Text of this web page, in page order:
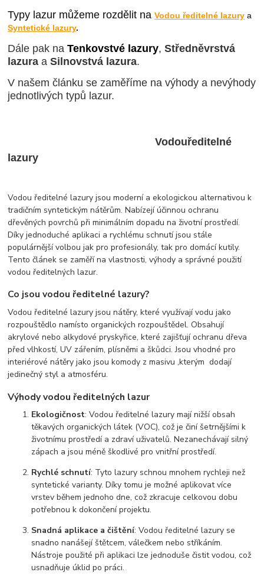
Typy lazur můžeme rozdělit naVodou ředitelné lazury a
Syntetické lazury.
Dále pak naTenkovstvé lazury,Středněvrstvá
lazura aSilnovstvá lazura.
V našem článku se zaměříme na výhody a nevýhody
jednotlivých typů lazur.
Vodouředitelné
lazury
Vodou ředitelné lazury jsou moderní a ekologickou alternativou k
tradičním syntetickým nátěrům. Nabízejí účinnou ochranu
dřevěných povrchů při minimálním dopadu na životní prostředí.
Díky jednoduché aplikaci a rychlému schnutí jsou stále
populárnější volbou jak pro profesionály, tak pro domácí kutily.
Tento článek se zaměří na vlastnosti, výhody a správné použití
vodou ředitelných lazur.
Co jsou vodou ředitelné lazury?
Vodou ředitelné lazury jsou nátěry, které využívají vodu jako
rozpouštědlo namísto organických rozpouštědel. Obsahují
akrylové nebo alkydové pryskyřice, které zajišťují ochranu dřeva
před vlhkostí, UV zářením, plísněmi a škůdci. Jsou vhodné pro
interiérové nátěry jako jsou komody z masivu ,kterým dodají
jedinečný styl a atmosféru.
Výhody vodou ředitelných lazur
Ekologičnost: Vodou ředitelné lazury mají nižší obsah
těkavých organických látek (VOC), což je činí šetrnějšími k
životnímu prostředí a zdraví uživatelů. Nezanechávají silný
zápach a jsou méně škodlivé pro vnitřní prostředí.
Rychlé schnutí: Tyto lazury schnou mnohem rychleji než
syntetické varianty. Díky tomu je možné aplikovat více
vrstev během jednoho dne, což zkracuje celkovou dobu
potřebnou k dokončení projektu.
Snadná aplikace a čištění: Vodou ředitelné lazury se
snadno nanášejí štětcem, válečkem nebo stříkáním.
Nástroje použité při aplikaci lze jednoduše čistit vodou, což
usnadňuje úklid po práci.